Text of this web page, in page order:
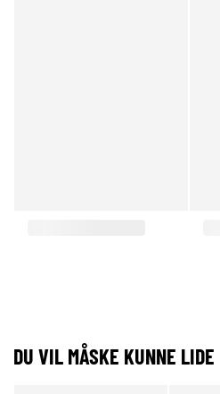
DU VIL MÅSKE KUNNE LIDE